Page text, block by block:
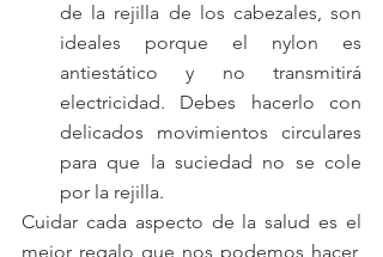
de la rejilla de los cabezales, son
ideales porque el nylon es
antiestático y no transmitirá
electricidad. Debes hacerlo con
delicados movimientos circulares
para que la suciedad no se cole
por la rejilla.
Cuidar cada aspecto de la salud es el
mejor regalo que nos podemos hacer,